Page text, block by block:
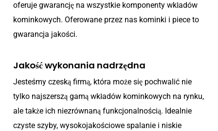
oferuje gwarancję na wszystkie komponenty wkładów
kominkowych. Oferowane przez nas kominki i piece to
gwarancja jakości.
Jakość wykonania nadrzędna
Jesteśmy czeską firmą, która może się pochwalić nie
tylko najszerszą gamą wkładów kominkowych na rynku,
ale także ich niezrównaną funkcjonalnością. Idealnie
czyste szyby, wysokojakościowe spalanie i niskie